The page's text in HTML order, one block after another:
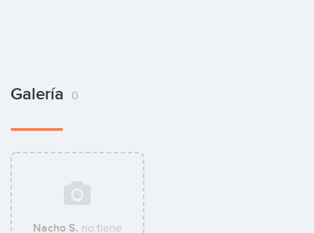
Galería 0
Nacho S. no tiene